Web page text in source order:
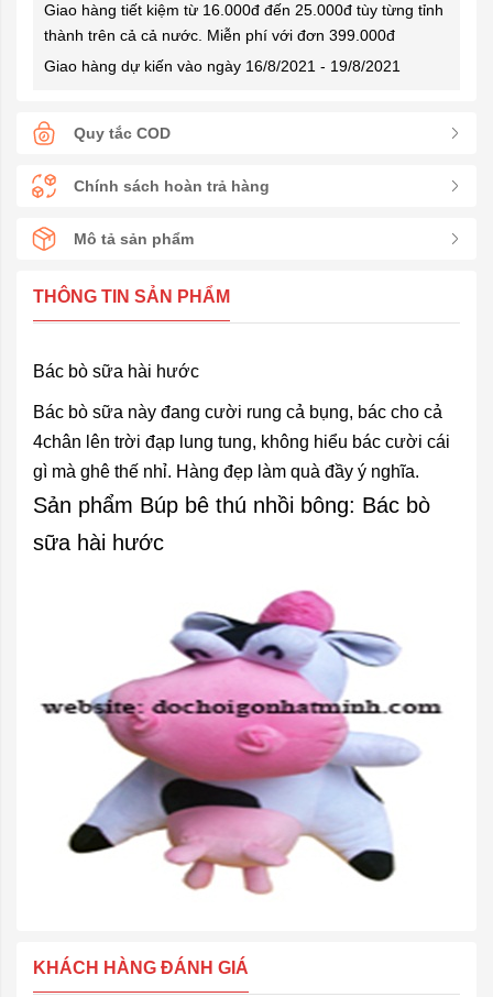
Giao hàng tiết kiệm từ 16.000đ đến 25.000đ tùy từng tỉnh
thành trên cả cả nước. Miễn phí với đơn 399.000đ
Giao hàng dự kiến vào ngày 16/8/2021 - 19/8/2021
Quy tắc COD
Chính sách hoàn trả hàng
Mô tả sản phẩm
THÔNG TIN SẢN PHẨM
Bác bò sữa hài hước
Bác bò sữa này đang cười rung cả bụng, bác cho cả
4chân lên trời đạp lung tung, không hiểu bác cười cái
gì mà ghê thế nhỉ. Hàng đẹp làm quà đầy ý nghĩa.
Sản phẩm Búp bê thú nhồi bông: Bác bò
sữa hài hước
KHÁCH HÀNG ĐÁNH GIÁ